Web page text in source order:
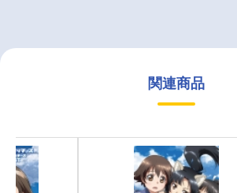
関連商品